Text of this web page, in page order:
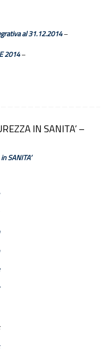
al 31.12.2014–
2014–
IN SANITA’ –
SANITA’